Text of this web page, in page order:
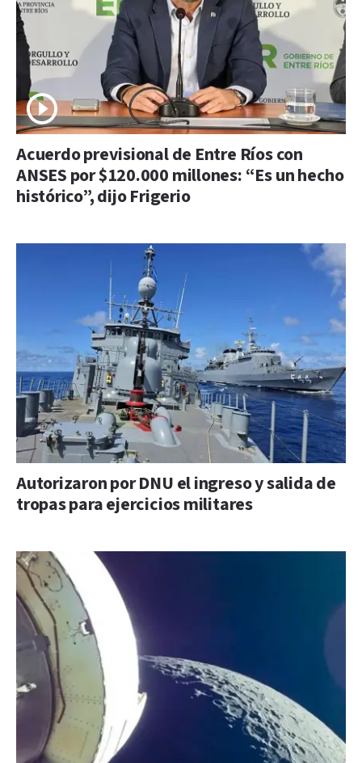
Acuerdo previsional de Entre Ríos con
ANSES por $120.000 millones: “Es un hecho
histórico”, dijo Frigerio
Autorizaron por DNU el ingreso y salida de
tropas para ejercicios militares